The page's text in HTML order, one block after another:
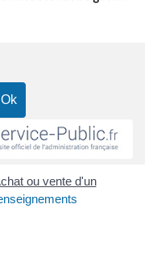
ou vente d'un